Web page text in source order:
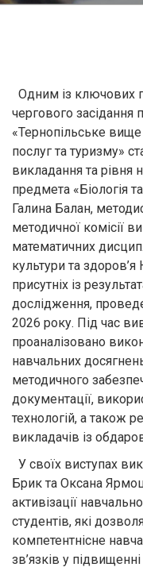
Одним із ключових
чергового засідання
«Тернопільське
послуг та туризму»
викладання та рівня
предмета «Біологія
Галина Балан,
методичної комісії
математичних
культури та
присутніх із
дослідження,
2026 року. Під час
проаналізовано
навчальних
методичного
документації,
технологій, а також
викладачів із
У своїх виступах
Брик та Оксана
активізації
студентів, які
компетентнісне
зв’язків у